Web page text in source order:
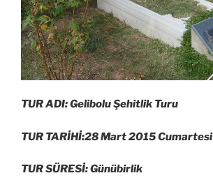
TUR ADI: Gelibolu Şehitlik Turu
TUR TARİHİ:28 Mart 2015 Cumartesi
TUR SÜRESİ: Günübirlik